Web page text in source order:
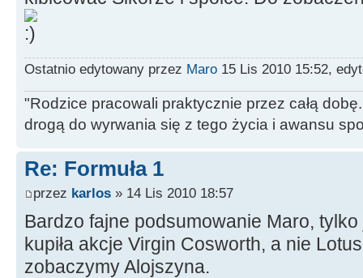
Ostatnio edytowany przez Maro 15 Lis 2010 15:52,
"Rodzice pracowali praktycznie przez całą
drogą do wyrwania się z tego życia i awansu
Re: Formuła 1
przez karlos » 14 Lis 2010 18:57
Bardzo fajne podsumowanie Maro,
kupiła akcje Virgin Cosworth, a nie
zobaczymy Alojszyna.